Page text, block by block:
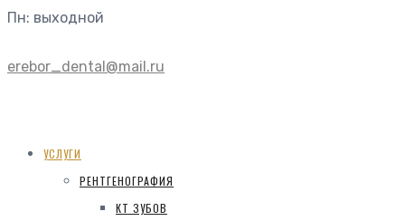
Пн: выходной
erebor_dental@mail.ru
УСЛУГИ
РЕНТГЕНОГРАФИЯ
КТ ЗУБОВ